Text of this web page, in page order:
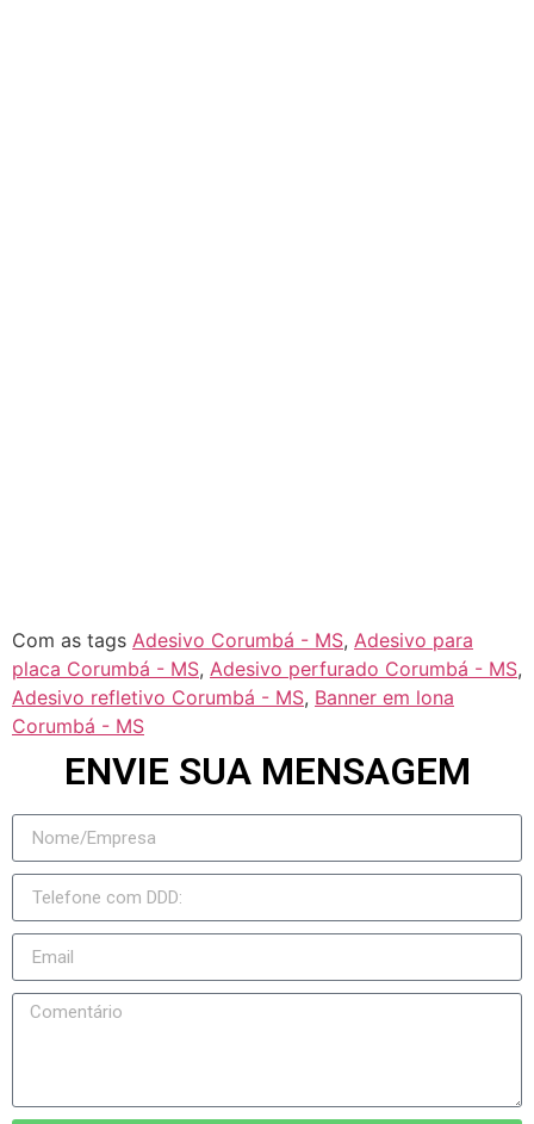
Com as tags Adesivo Corumbá - MS, Adesivo para
placa Corumbá - MS, Adesivo perfurado Corumbá - MS,
Adesivo refletivo Corumbá - MS, Banner em lona
Corumbá - MS
ENVIE SUA MENSAGEM